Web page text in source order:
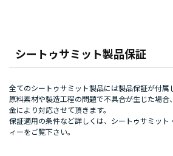
シートゥサミット製品保証
全てのシートゥサミット製品には製品保証が付属
原料素材や製造工程の問題で不具合が生じた場合
金により対応させて頂きます。
保証適用の条件など詳しくは、 シートゥサミット
ィーをご覧下さい。